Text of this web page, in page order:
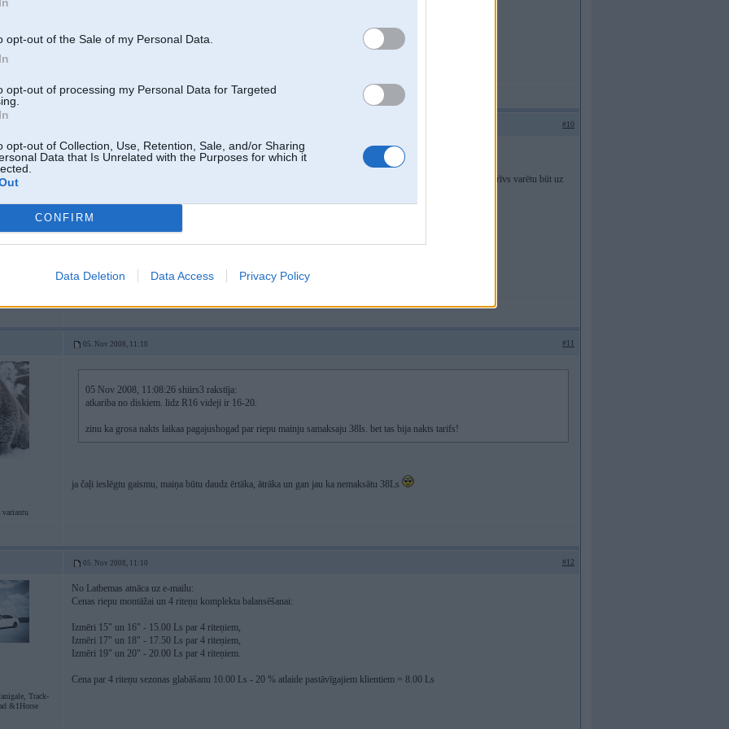
opt-out of the Sale of my Personal Data.
opt-out of processing my Personal Data for Targeted
opt-out of Collection, Use, Retention, Sale, and/or Sharing
Data that Is Unrelated with the Purposes for which it
CONFIRM
Data Deletion Data Access Privacy Policy
#10
50Ls - es nezinu, cik collīgiem diskiem tur jābūt
(uz kalnciema ielas viņiem otrs serviss), 20Ls. pieraksts brīvs varētu būt uz
05. Nov 2008, 11:10 #11
variantu
05 Nov 2008, 11:08:26 shiirs3 rakstīja:
atkariba no diskiem. lidz R16 videji ir 16-20.
zinu ka grosa nakts laikaa pagajushogad par riepu mainju samaksaju 38ls. bet tas bija nakts tarifs!
ja čaļi ieslēgtu gaismu, maiņa būtu daudz ērtāka, ātrāka un gan jau ka nemaksātu 38Ls
05. Nov 2008, 11:10 #12
Track-
&1Horse
No Latbemas atnāca uz e-mailu:
Cenas riepu montāžai un 4 riteņu komplekta balansēšanai:
Izmēri 15" un 16" - 15.00 Ls par 4 riteņiem,
Izmēri 17" un 18" - 17.50 Ls par 4 riteņiem,
Izmēri 19" un 20" - 20.00 Ls par 4 riteņiem.
Cena par 4 riteņu sezonas glabāšanu 10.00 Ls - 20 % atlaide pastāvīgajiem klientiem = 8.00 Ls